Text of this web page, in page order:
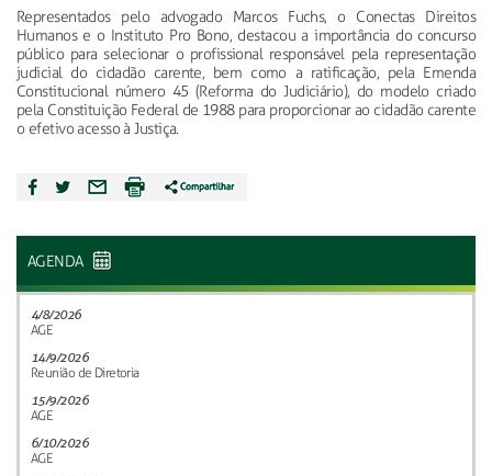
Representados pelo advogado Marcos Fuchs, o Conectas Direitos
Humanos e o Instituto Pro Bono, destacou a importância do concurso
público para selecionar o profissional responsável pela representação
judicial do cidadão carente, bem como a ratificação, pela Emenda
Constitucional número 45 (Reforma do Judiciário), do modelo criado
pela Constituição Federal de 1988 para proporcionar ao cidadão carente
o efetivo acesso à Justiça.
AGENDA
4/8/2026
AGE
14/9/2026
Reunião de Diretoria
15/9/2026
AGE
6/10/2026
AGE